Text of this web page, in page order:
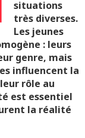
situations
très diverses.
Les jeunes
: leurs
genre, mais
influencent la
rôle au
est essentiel
la réalité